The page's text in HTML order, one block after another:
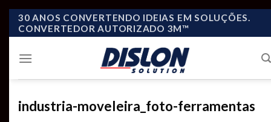
Skip
30 ANOS CONVERTENDO IDEIAS EM SOLUÇÕES.
CONVERTEDOR AUTORIZADO 3M™
industria-moveleira_foto-ferramentas